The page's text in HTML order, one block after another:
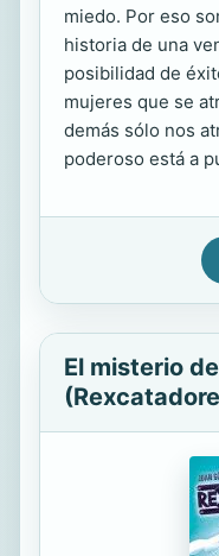
miedo. Por eso
historia de una
posibilidad de
mujeres que se
demás sólo nos
poderoso está a
El misterio